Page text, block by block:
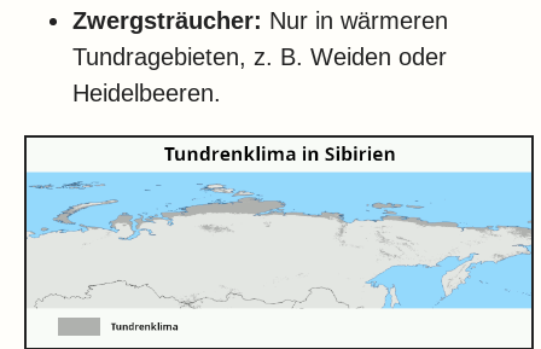
Zwergsträucher: Nur in wärmeren
Tundragebieten, z. B. Weiden oder
Heidelbeeren.